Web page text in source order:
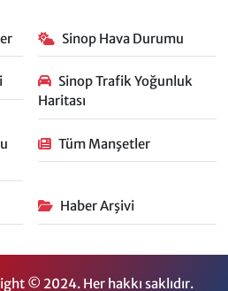
Sinop Hava Durumu
Sinop Trafik Yoğunluk
Haritası
Tüm Manşetler
Haber Arşivi
© 2024. Her hakkı saklıdır.